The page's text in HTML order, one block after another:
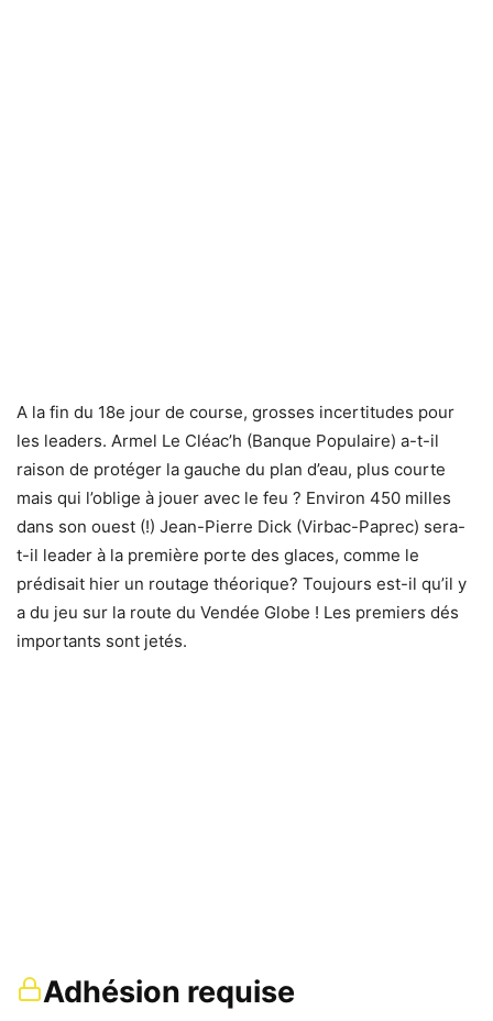
A la fin du 18e jour de course, grosses incertitudes pour
les leaders. Armel Le Cléac’h (Banque Populaire) a-t-il
raison de protéger la gauche du plan d’eau, plus courte
mais qui l’oblige à jouer avec le feu ? Environ 450 milles
dans son ouest (!) Jean-Pierre Dick (Virbac-Paprec) sera-
t-il leader à la première porte des glaces, comme le
prédisait hier un routage théorique? Toujours est-il qu’il y
a du jeu sur la route du Vendée Globe ! Les premiers dés
importants sont jetés.
Adhésion requise